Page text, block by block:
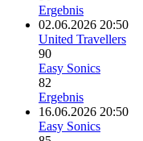
Ergebnis
02.06.2026 20:50
United Travellers
90
Easy Sonics
82
Ergebnis
16.06.2026 20:50
Easy Sonics